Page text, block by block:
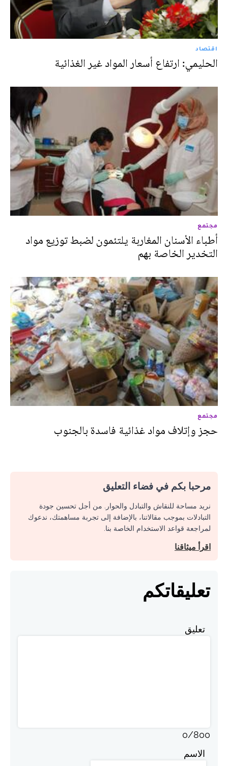
اقتصاد
الحليمي: ارتفاع أسعار المواد غير الغذائية
مجتمع
أطباء الأسنان المغاربة يلتئمون لضبط توزيع مواد
التخدير الخاصة بهم
مجتمع
حجز وإتلاف مواد غذائية فاسدة بالجنوب
مرحبا بكم في فضاء التعليق
نريد مساحة للنقاش والتبادل والحوار. من أجل تحسين جودة
التبادلات بموجب مقالاتنا، بالإضافة إلى تجربة مساهمتك، ندعوك
لمراجعة قواعد الاستخدام الخاصة بنا.
اقرأ ميثاقنا
تعليقاتكم
تعليق
0/800
الاسم